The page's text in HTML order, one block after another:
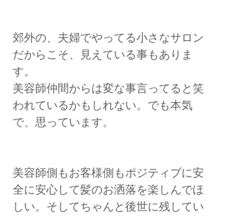
郊外の、夫婦でやってる小さなサロン
だからこそ、見えている事もありま
す。
美容師仲間からは変な事言ってると笑
われているかもしれない。でも本気
で、思っています。
美容師側もお客様側もポジティブに安
全に安心して髪のお洒落を楽しんでほ
しい。そしてちゃんと後世に残してい